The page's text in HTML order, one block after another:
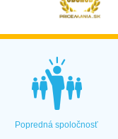
Popredná spoločnosť